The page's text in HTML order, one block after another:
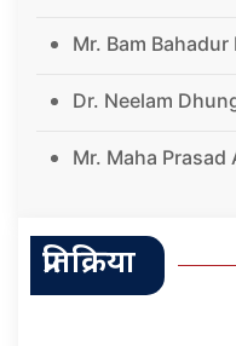
Mr. Bam Bahadur
Dr. Neelam
Mr. Maha Prasad
प्रतिक्रिया